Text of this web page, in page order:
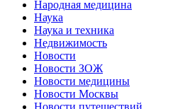
Народная медицина
Наука
Наука и техника
Недвижимость
Новости
Новости ЗОЖ
Новости медицины
Новости Москвы
Новости путешествий